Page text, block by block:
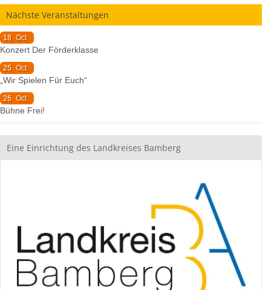
Nächste Veranstaltungen
18 Oct
Konzert Der Förderklasse
25 Oct
„Wir Spielen Für Euch“
26 Oct
Bühne Frei!
Eine Einrichtung des Landkreises Bamberg